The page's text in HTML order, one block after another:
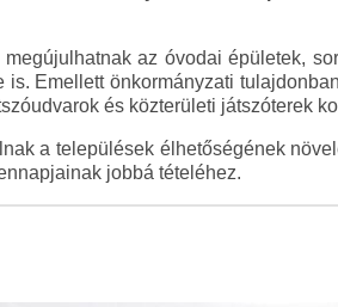
az óvodai épületek,
is. Emellett önkormányzati
és közterületi játszóterek
a települések élhetőségének
jobbá tételéhez.